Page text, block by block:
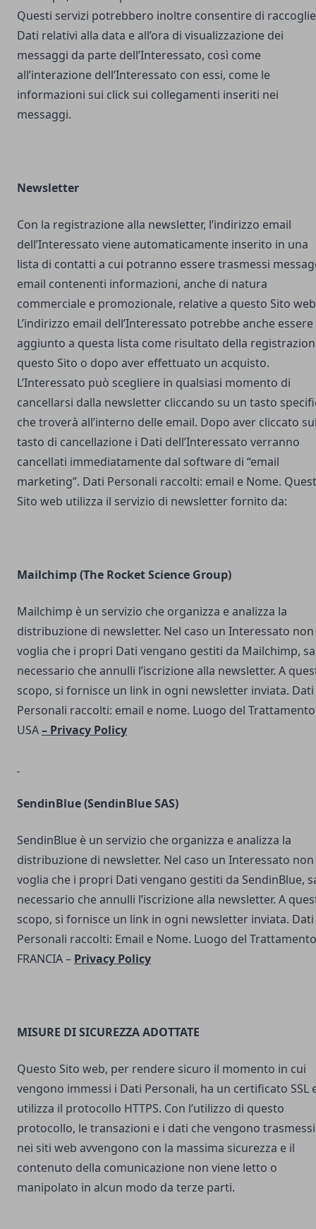
Questi servizi potrebbero inoltre consentire di
Dati relativi alla data e all’ora di visualizzazione dei
messaggi da parte dell’Interessato, così come
all’interazione dell’Interessato con essi, come le
informazioni sui click sui collegamenti inseriti nei
messaggi.
Newsletter
Con la registrazione alla newsletter, l’indirizzo email
dell’Interessato viene automaticamente inserito in una
lista di contatti a cui potranno essere trasmessi
email contenenti informazioni, anche di natura
commerciale e promozionale, relative a questo Sito
L’indirizzo email dell’Interessato potrebbe anche essere
aggiunto a questa lista come risultato della
questo Sito o dopo aver effettuato un acquisto.
L’Interessato può scegliere in qualsiasi momento di
cancellarsi dalla newsletter cliccando su un tasto
che troverà all’interno delle email. Dopo aver cliccato
tasto di cancellazione i Dati dell’Interessato verranno
cancellati immediatamente dal software di “email
marketing”. Dati Personali raccolti: email e Nome.
Sito web utilizza il servizio di newsletter fornito da:
Mailchimp (The Rocket Science Group)
Mailchimp è un servizio che organizza e analizza la
distribuzione di newsletter. Nel caso un Interessato non
voglia che i propri Dati vengano gestiti da Mailchimp,
necessario che annulli l’iscrizione alla newsletter. A
scopo, si fornisce un link in ogni newsletter inviata. Dati
Personali raccolti: email e nome. Luogo del
USA– Privacy Policy
SendinBlue(SendinBlue SAS)
SendinBlue è un servizio che organizza e analizza la
distribuzione di newsletter. Nel caso un Interessato non
voglia che i propri Dati vengano gestiti da SendinBlue,
necessario che annulli l’iscrizione alla newsletter. A
scopo, si fornisce un link in ogni newsletter inviata. Dati
Personali raccolti: Email e Nome. Luogo del
FRANCIA – Privacy Policy
MISURE DI SICUREZZA ADOTTATE
Questo Sito web, per rendere sicuro il momento in cui
vengono immessi i Dati Personali, ha un certificato SSL
utilizza il protocollo HTTPS. Con l’utilizzo di questo
protocollo, le transazioni e i dati che vengono trasmessi
nei siti web avvengono con la massima sicurezza e il
contenuto della comunicazione non viene letto o
manipolato in alcun modo da terze parti.